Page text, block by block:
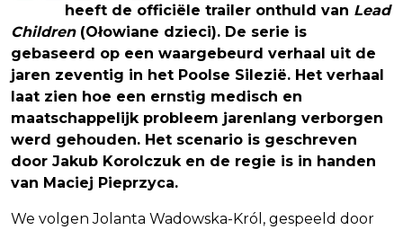
heeft de officiële trailer onthuld van Lead
Children(Ołowiane dzieci). De serie is
gebaseerd op een waargebeurd verhaal uit de
jaren zeventig in het Poolse Silezië. Het verhaal
laat zien hoe een ernstig medisch en
maatschappelijk probleem jarenlang verborgen
werd gehouden. Het scenario is geschreven
door Jakub Korolczuk en de regie is in handen
van Maciej Pieprzyca.
We volgen Jolanta Wadowska-Król, gespeeld door